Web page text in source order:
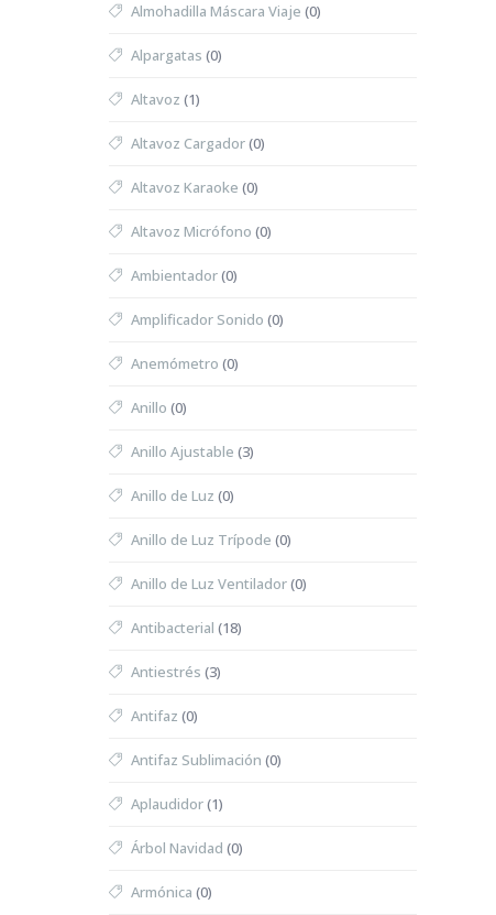
Almohadilla Máscara Viaje (0)
Alpargatas (0)
Altavoz (1)
Altavoz Cargador(0)
Altavoz Karaoke (0)
Altavoz Micrófono (0)
Ambientador(0)
Amplificador Sonido (0)
Anemómetro (0)
Anillo (0)
Anillo Ajustable (3)
Anillo de Luz (0)
Anillo de Luz Trípode (0)
Anillo de Luz Ventilador(0)
Antibacterial (18)
Antiestrés (3)
Antifaz (0)
Antifaz Sublimación (0)
Aplaudidor(1)
Árbol Navidad (0)
Armónica (0)